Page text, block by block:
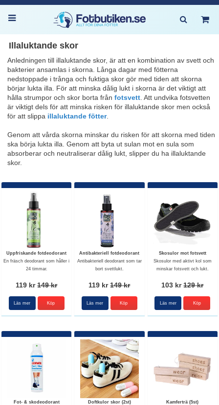
Illaluktande skor
Anledningen till illaluktande skor, är att en kombination av svett och
bakterier ansamlas i skorna. Långa dagar med fötterna
nedstoppade i trånga och fuktiga skor gör med tiden att skorna
börjar lukta illa. För att minska dålig lukt i skorna är det viktigt att
hålla strumpor och skor borta från fotsvett. Att undvika fotsvetten
är viktigt dels för att minska risken för illaluktande skor men också
för att slippa illaluktande fötter.
Genom att vårda skorna minskar du risken för att skorna med tiden
ska börja lukta illa. Genom att byta ut sulan mot en sula som
absorberar och neutraliserar dålig lukt, slipper du ha illaluktande
skor.
Uppfriskande fotdeodorant
En fräsch deodorant som håller i
24 timmar.
119 kr149 kr
Läs mer
Antibakteriell fotdeodorant
Antibakteriell deodorant som tar
bort svettlukt.
119 kr149 kr
Läs mer
Skosulor mot fotsvett
Skosulor med aktivt kol som
minskar fotsvett och lukt.
103 kr129 kr
Läs mer Köp
Fot- & skodeodorant
Doftkulor skor (2st)
Kamferträ (5st)